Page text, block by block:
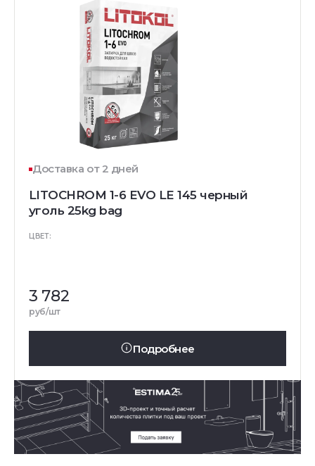
Доставка от 2 дней
LITOCHROM 1-6 EVO LE 145 черный
уголь 25kg bag
ЦВЕТ:
3 782
руб/шт
Подробнее